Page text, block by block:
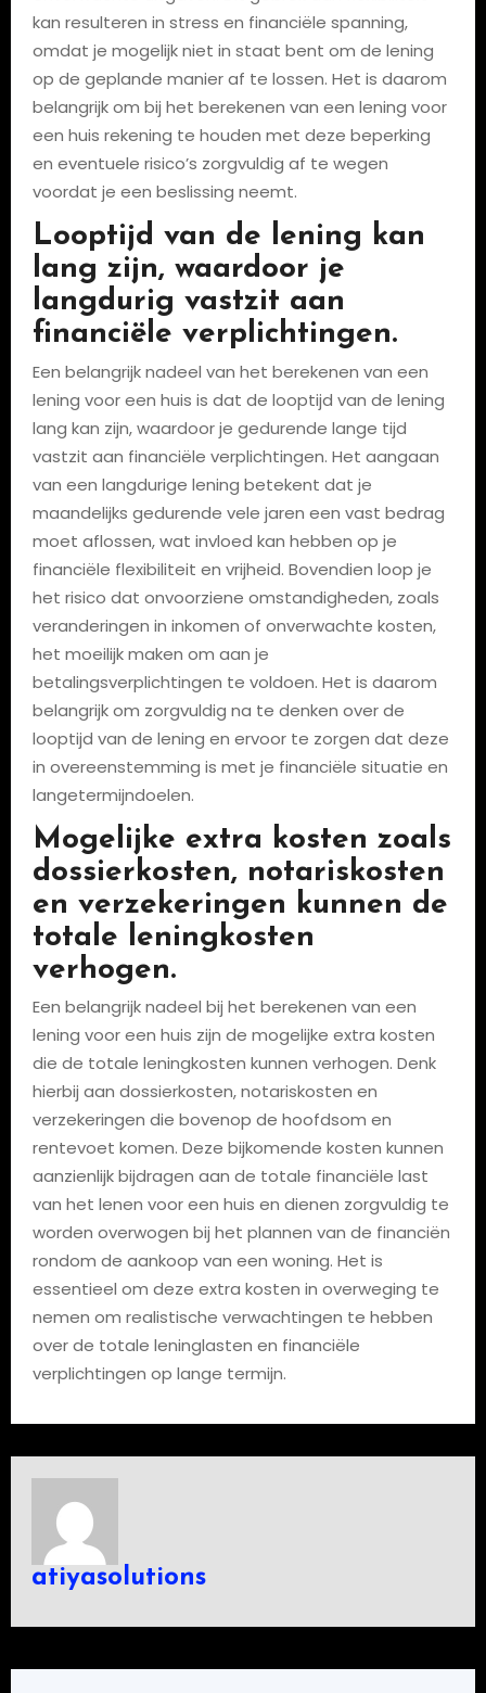
kan resulteren in stress en financiële spanning,
omdat je mogelijk niet in staat bent om de lening
op de geplande manier af te lossen. Het is daarom
belangrijk om bij het berekenen van een lening voor
een huis rekening te houden met deze beperking
en eventuele risico’s zorgvuldig af te wegen
voordat je een beslissing neemt.
Looptijd van de lening kan
lang zijn, waardoor je
langdurig vastzit aan
financiële verplichtingen.
Een belangrijk nadeel van het berekenen van een
lening voor een huis is dat de looptijd van de lening
lang kan zijn, waardoor je gedurende lange tijd
vastzit aan financiële verplichtingen. Het aangaan
van een langdurige lening betekent dat je
maandelijks gedurende vele jaren een vast bedrag
moet aflossen, wat invloed kan hebben op je
financiële flexibiliteit en vrijheid. Bovendien loop je
het risico dat onvoorziene omstandigheden, zoals
veranderingen in inkomen of onverwachte kosten,
het moeilijk maken om aan je
betalingsverplichtingen te voldoen. Het is daarom
belangrijk om zorgvuldig na te denken over de
looptijd van de lening en ervoor te zorgen dat deze
in overeenstemming is met je financiële situatie en
langetermijndoelen.
Mogelijke extra kosten zoals
dossierkosten, notariskosten
en verzekeringen kunnen de
totale leningkosten
verhogen.
Een belangrijk nadeel bij het berekenen van een
lening voor een huis zijn de mogelijke extra kosten
die de totale leningkosten kunnen verhogen. Denk
hierbij aan dossierkosten, notariskosten en
verzekeringen die bovenop de hoofdsom en
rentevoet komen. Deze bijkomende kosten kunnen
aanzienlijk bijdragen aan de totale financiële last
van het lenen voor een huis en dienen zorgvuldig te
worden overwogen bij het plannen van de financiën
rondom de aankoop van een woning. Het is
essentieel om deze extra kosten in overweging te
nemen om realistische verwachtingen te hebben
over de totale leninglasten en financiële
verplichtingen op lange termijn.
atiyasolutions